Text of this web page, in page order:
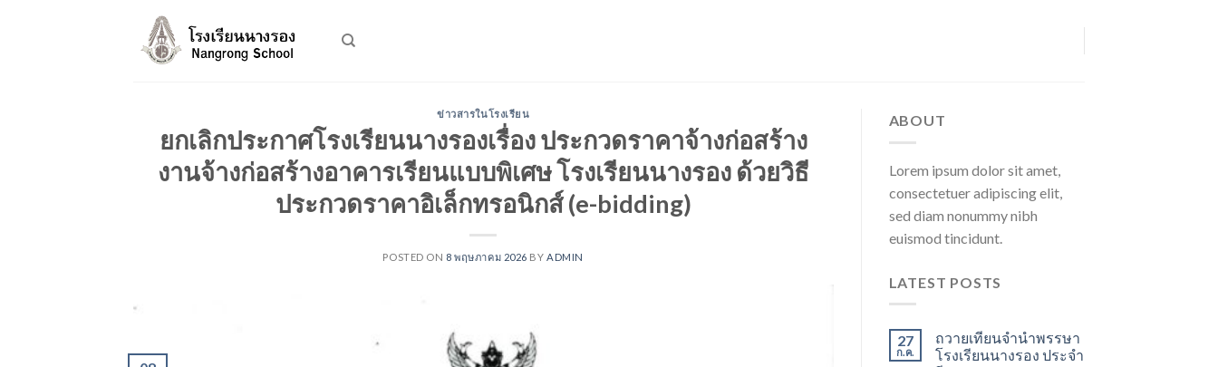
ข่าวสารในโรงเรียน
ยกเลิกประกาศโรงเรียนนางรองเรื่อง ประกวดราคาจ้างก่อสร้าง
งานจ้างก่อสร้างอาคารเรียนแบบพิเศษ โรงเรียนนางรอง ด้วยวิธี
ประกวดราคาอิเล็กทรอนิกส์ (e-bidding)
POSTED ON 8 พฤษภาคม 2026 BY ADMIN
ABOUT
Lorem ipsum dolor sit amet,
consectetuer adipiscing elit,
sed diam nonummy nibh
euismod tincidunt.
LATEST POSTS
27
ก.ค.
ถวายเทียนจำนำพรรษา
โรงเรียนนางรอง ประจำ